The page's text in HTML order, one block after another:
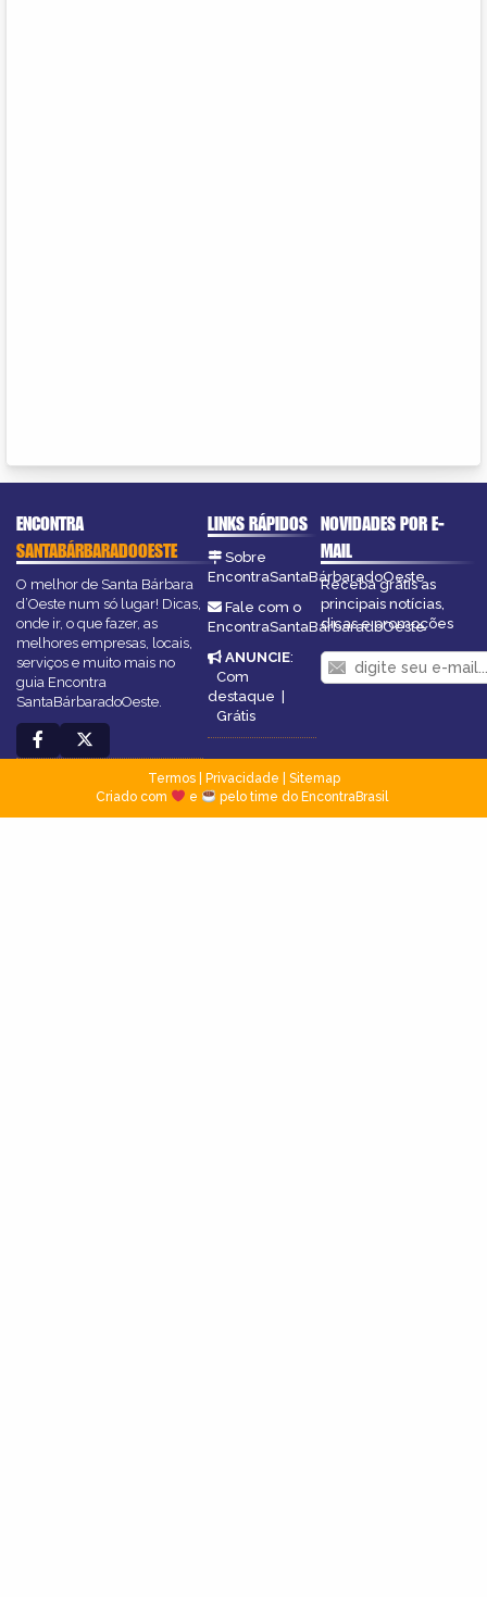
ENCONTRA
SANTABÁRBARADOOESTE
O melhor de Santa Bárbara
d’Oeste num só lugar! Dicas,
onde ir, o que fazer, as
melhores empresas, locais,
serviços e muito mais no
guia Encontra
SantaBárbaradoOeste.
LINKS RÁPIDOS
Sobre
EncontraSantaBárbaradoOeste
Fale com o
EncontraSantaBárbaradoOeste
ANUNCIE:
Com
destaque |
Grátis
NOVIDADES POR E-
MAIL
Receba grátis as
principais notícias,
dicas e promoções
Termos| Privacidade
Sitemap
Criado com
e pelo time do EncontraBrasil